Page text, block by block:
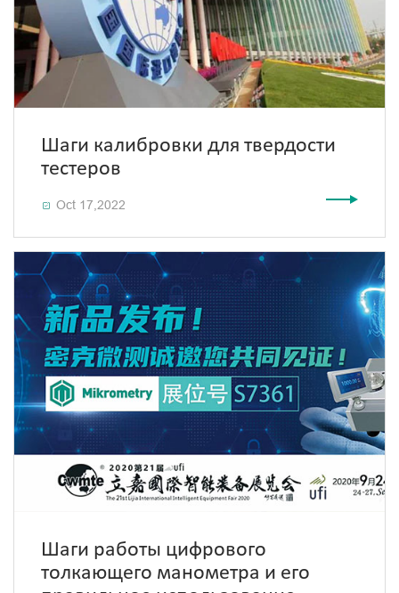
Шаги калибровки для твердости
тестеров
 Oct 17,2022
Шаги работы цифрового
толкающего манометра и его